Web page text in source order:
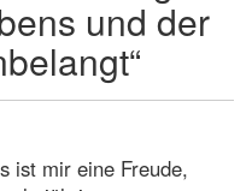
und der
ist mir eine Freude,